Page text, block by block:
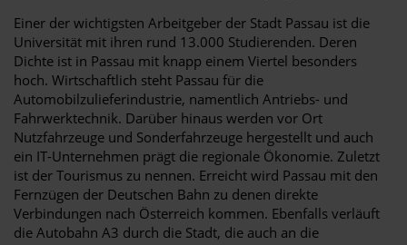
Einer der wichtigsten Arbeitgeber der Stadt Passau ist die
Universität mit ihren rund 13.000 Studierenden. Deren
Dichte ist in Passau mit knapp einem Viertel besonders
hoch. Wirtschaftlich steht Passau für die
Automobilzulieferindustrie, namentlich Antriebs- und
Fahrwerktechnik. Darüber hinaus werden vor Ort
Nutzfahrzeuge und Sonderfahrzeuge hergestellt und auch
ein IT-Unternehmen prägt die regionale Ökonomie. Zuletzt
ist der Tourismus zu nennen. Erreicht wird Passau mit den
Fernzügen der Deutschen Bahn zu denen direkte
Verbindungen nach Österreich kommen. Ebenfalls verläuft
die Autobahn A3 durch die Stadt, die auch an die